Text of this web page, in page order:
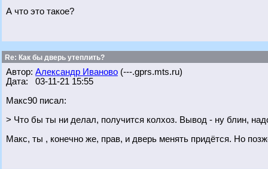
А что это такое?
Re: Как бы дверь утеплить?
Автор: Александр Иваново (---.gprs.mts.ru)
Дата: 03-11-21 15:55
Макс90 писал:
> Что бы ты ни делал, получится колхоз. Вывод - ну блин,
Макс, ты , конечно же, прав, и дверь менять придётся. Но